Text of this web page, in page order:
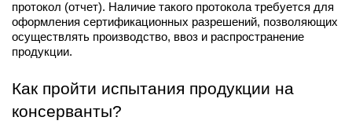
протокол (отчет). Наличие такого протокола требуется для
оформления сертификационных разрешений, позволяющих
осуществлять производство, ввоз и распространение
продукции.
Как пройти испытания продукции на
консерванты?